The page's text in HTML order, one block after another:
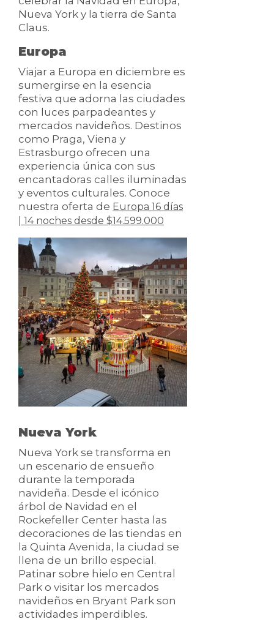
Nueva York y la tierra de Santa
Claus.
Europa
Viajar a Europa en diciembre es
sumergirse en la esencia
festiva que adorna las ciudades
con luces parpadeantes y
mercados navideños. Destinos
como Praga, Viena y
Estrasburgo ofrecen una
experiencia única con sus
encantadoras calles iluminadas
y eventos culturales. Conoce
nuestra oferta de Europa 16 días
| 14 noches desde $14.599.000
Nueva York
Nueva York se transforma en
un escenario de ensueño
durante la temporada
navideña. Desde el icónico
árbol de Navidad en el
Rockefeller Center hasta las
decoraciones de las tiendas en
la Quinta Avenida, la ciudad se
llena de un brillo especial.
Patinar sobre hielo en Central
Park o visitar los mercados
navideños en Bryant Park son
actividades imperdibles.